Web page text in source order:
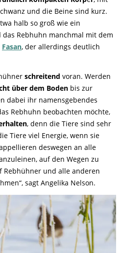
und die Beine sind kurz.
halb so groß wie ein
Rebhuhn manchmal mit dem
Fasan, der allerdings deutlich
schreitend voran. Werden
über dem Boden bis zur
dabei ihr namensgebendes
Rebhuhn beobachten möchte,
, denn die Tiere sind sehr
Tiere viel Energie, wenn sie
deswegen an alle
auf den Wegen zu
Rebhühner und alle anderen
sagt Angelika Nelson.